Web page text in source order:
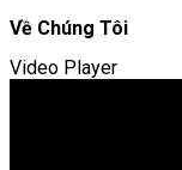
Về Chúng Tôi
Video Player